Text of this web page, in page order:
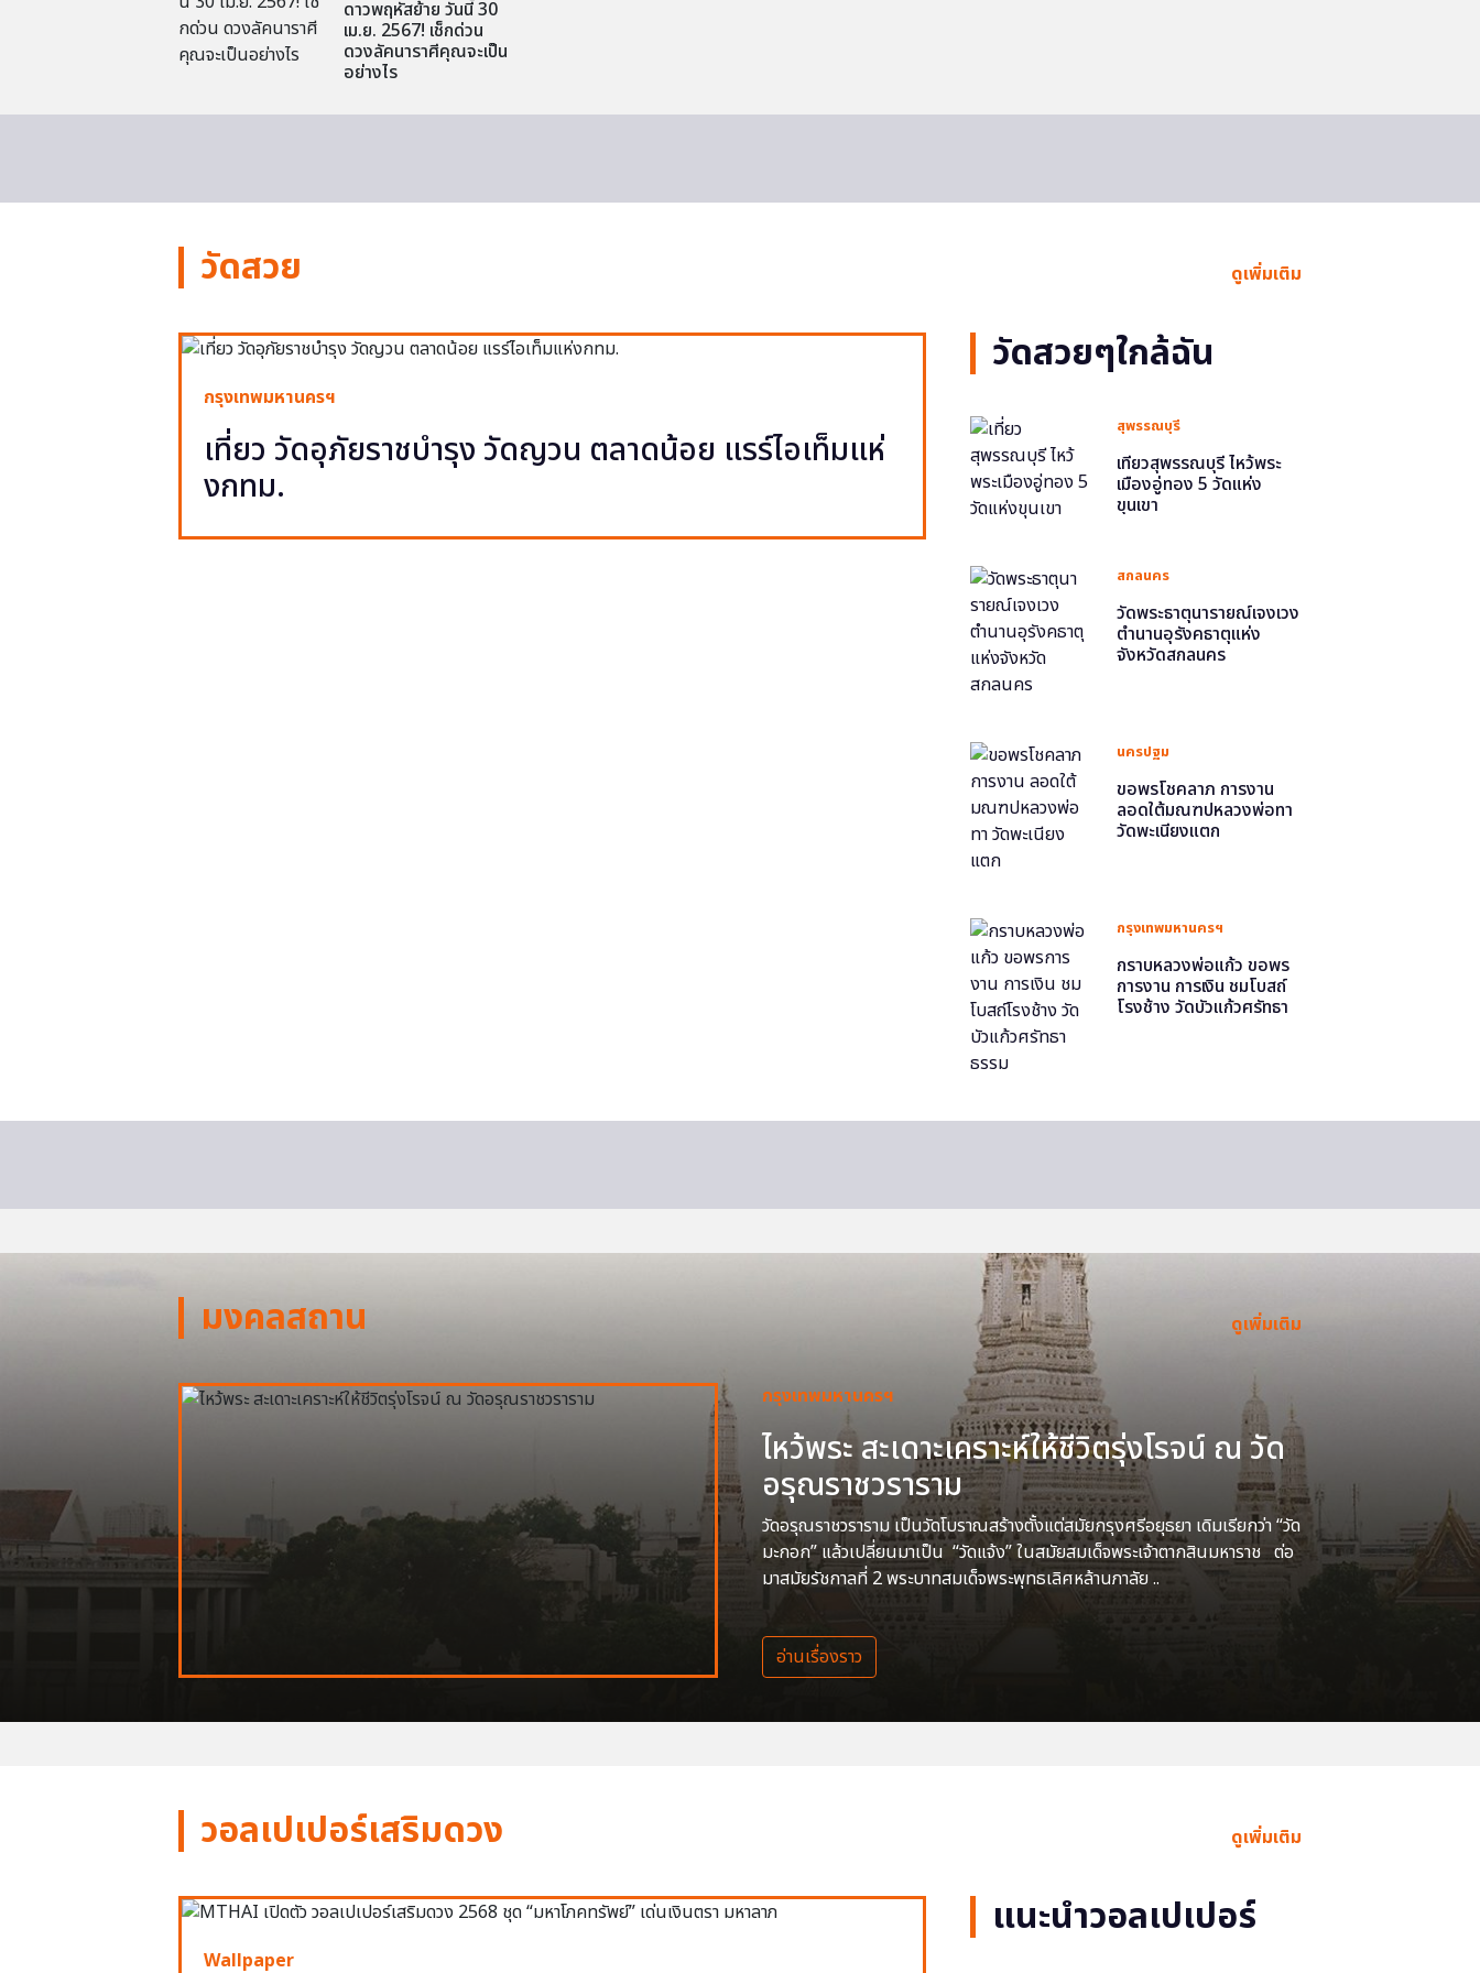
ดาวพฤหัสย้าย วันนี้ 30
เม.ย. 2567! เช็กด่วน
ดวงลัคนาราศีคุณจะเป็น
อย่างไร
วัดสวย ดูเพิ่มเติม
กรุงเทพมหานครฯ
เที่ยว วัดอุภัยราชบำรุง วัดญวน ตลาดน้อย แรร์ไอเท็มแห่
งกทม.
วัดสวยๆใกล้ฉัน
สุพรรณบุรี
เที่ยวสุพรรณบุรี ไหว้พระ
เมืองอู่ทอง 5 วัดแห่ง
ขุนเขา
สกลนคร
วัดพระธาตุนารายณ์เจงเวง
ตำนานอุรังคธาตุแห่ง
จังหวัดสกลนคร
นครปฐม
ขอพรโชคลาภ การงาน
ลอดใต้มณฑปหลวงพ่อทา
วัดพะเนียงแตก
กรุงเทพมหานครฯ
กราบหลวงพ่อแก้ว ขอพร
การงาน การเงิน ชมโบสถ์
โรงช้าง วัดบัวแก้วศรัทธา
มงคลสถาน ดูเพิ่มเติม
กรุงเทพมหานครฯ
ไหว้พระ สะเดาะเคราะห์ให้ชีวิตรุ่งโรจน์ ณ วัด
อรุณราชวราราม
วัดอรุณราชวราราม เป็นวัดโบราณสร้างตั้งแต่สมัยกรุงศรีอยุธยา เดิมเรียกว่า “วัด
มะกอก” แล้วเปลี่ยนมาเป็น “วัดแจ้ง” ในสมัยสมเด็จพระเจ้าตากสินมหาราช ต่อ
มาสมัยรัชกาลที่ 2 พระบาทสมเด็จพระพุทธเลิศหล้านภาลัย ..
อ่านเรื่องราว
วอลเปเปอร์เสริมดวง ดูเพิ่มเติม
Wallpaper
แนะนำวอลเปเปอร์